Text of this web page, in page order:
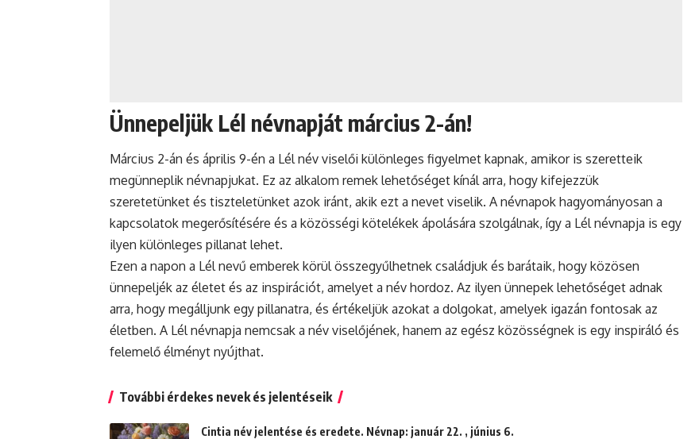
Ünnepeljük Lél névnapját március 2-án!
Március 2-án és április 9-én a Lél név viselői különleges figyelmet kapnak, amikor is szeretteik
megünneplik névnapjukat. Ez az alkalom remek lehetőséget kínál arra, hogy kifejezzük
szeretetünket és tiszteletünket azok iránt, akik ezt a nevet viselik. A névnapok hagyományosan a
kapcsolatok megerősítésére és a közösségi kötelékek ápolására szolgálnak, így a Lél névnapja is egy
ilyen különleges pillanat lehet.
Ezen a napon a Lél nevű emberek körül összegyűlhetnek családjuk és barátaik, hogy közösen
ünnepeljék az életet és az inspirációt, amelyet a név hordoz. Az ilyen ünnepek lehetőséget adnak
arra, hogy megálljunk egy pillanatra, és értékeljük azokat a dolgokat, amelyek igazán fontosak az
életben. A Lél névnapja nemcsak a név viselőjének, hanem az egész közösségnek is egy inspiráló és
felemelő élményt nyújthat.
További érdekes nevek és jelentéseik
Cintia név jelentése és eredete. Névnap: január 22. , június 6.